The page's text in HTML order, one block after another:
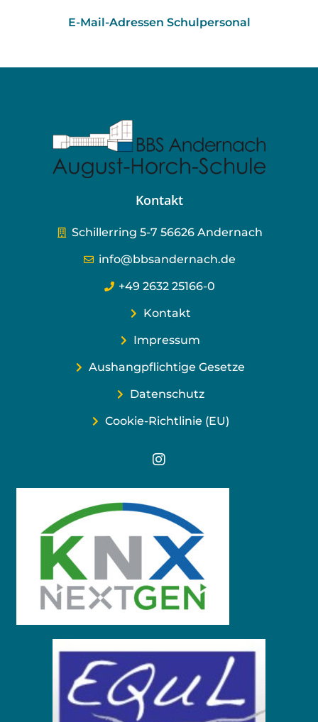
E-Mail-Adressen Schulpersonal
Kontakt
Schillerring 5-7 56626 Andernach
info@bbsandernach.de
+49 2632 25166-0
Kontakt
Impressum
Aushangpflichtige Gesetze
Datenschutz
Cookie-Richtlinie (EU)